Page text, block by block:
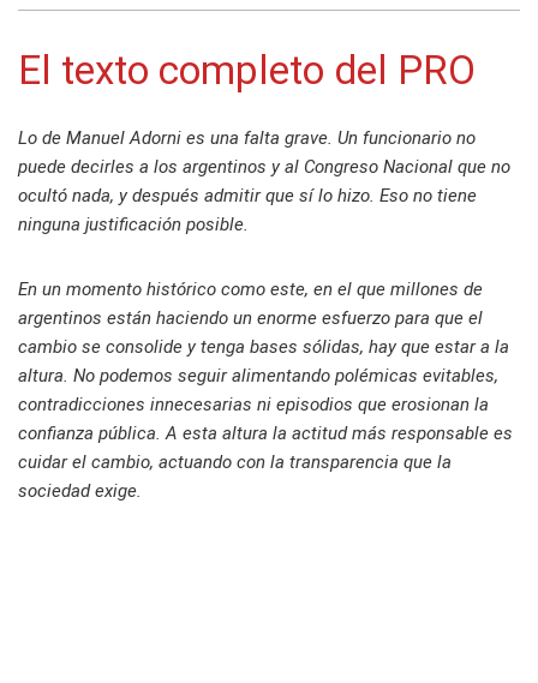
El texto completo del PRO
Lo de Manuel Adorni es una falta grave. Un funcionario no
puede decirles a los argentinos y al Congreso Nacional que no
ocultó nada, y después admitir que sí lo hizo. Eso no tiene
ninguna justificación posible.
En un momento histórico como este, en el que millones de
argentinos están haciendo un enorme esfuerzo para que el
cambio se consolide y tenga bases sólidas, hay que estar a la
altura. No podemos seguir alimentando polémicas evitables,
contradicciones innecesarias ni episodios que erosionan la
confianza pública. A esta altura la actitud más responsable es
cuidar el cambio, actuando con la transparencia que la
sociedad exige.